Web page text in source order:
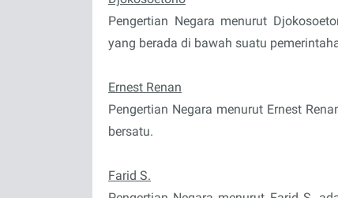
Pengertian Negara menurut
yang berada di bawah suatu
Ernest Renan
Pengertian Negara menurut Ernest
bersatu.
Farid S.